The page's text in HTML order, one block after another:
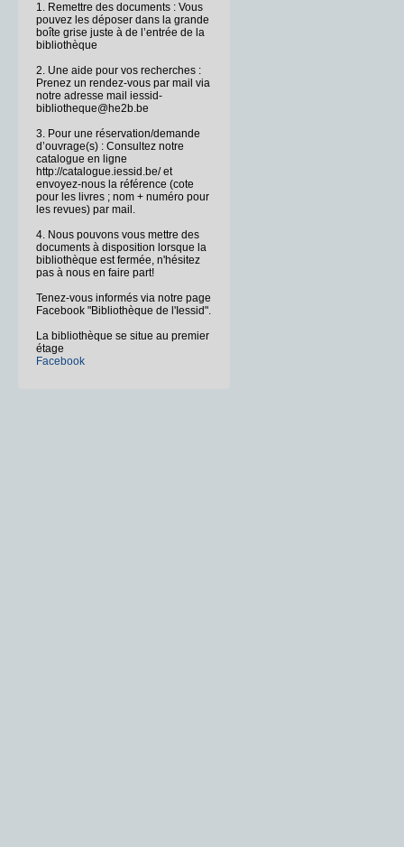
1. Remettre des documents : Vous
pouvez les déposer dans la grande
boîte grise juste à de l’entrée de la
bibliothèque
2. Une aide pour vos recherches :
Prenez un rendez-vous par mail via
notre adresse mail iessid-
bibliotheque@he2b.be
3. Pour une réservation/demande
d’ouvrage(s) : Consultez notre
catalogue en ligne
http://catalogue.iessid.be/ et
envoyez-nous la référence (cote
pour les livres ; nom + numéro pour
les revues) par mail.
4. Nous pouvons vous mettre des
documents à disposition lorsque la
bibliothèque est fermée, n'hésitez
pas à nous en faire part!
Tenez-vous informés via notre page
Facebook "Bibliothèque de l'Iessid".
La bibliothèque se situe au premier
étage
Facebook